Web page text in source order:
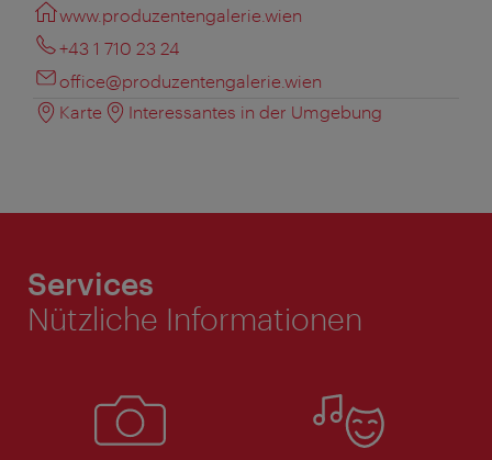
www.produzentengalerie.wien
+43 1 710 23 24
office@produzentengalerie.wien
Karte
Interessantes in der Umgebung
Services
Nützliche Informationen